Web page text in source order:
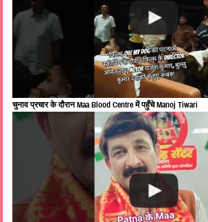
चुनाव प्रचार के दौरान Maa Blood Centre में पहुँचे Manoj Tiwari